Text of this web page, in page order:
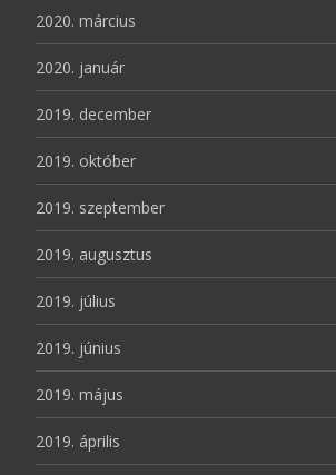
2020. március
2020. január
2019. december
2019. október
2019. szeptember
2019. augusztus
2019. július
2019. június
2019. május
2019. április